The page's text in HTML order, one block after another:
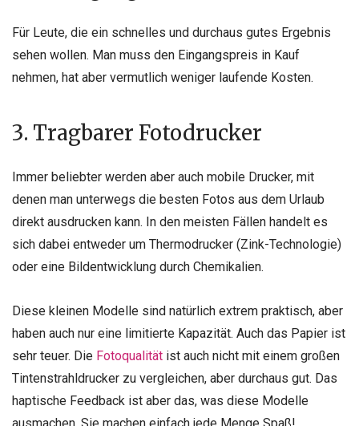
Für Leute, die ein schnelles und durchaus gutes Ergebnis
sehen wollen. Man muss den Eingangspreis in Kauf
nehmen, hat aber vermutlich weniger laufende Kosten.
3. Tragbarer Fotodrucker
Immer beliebter werden aber auch mobile Drucker, mit
denen man unterwegs die besten Fotos aus dem Urlaub
direkt ausdrucken kann. In den meisten Fällen handelt es
sich dabei entweder um Thermodrucker (Zink-Technologie)
oder eine Bildentwicklung durch Chemikalien.
Diese kleinen Modelle sind natürlich extrem praktisch, aber
haben auch nur eine limitierte Kapazität. Auch das Papier ist
sehr teuer. Die Fotoqualität ist auch nicht mit einem großen
Tintenstrahldrucker zu vergleichen, aber durchaus gut. Das
haptische Feedback ist aber das, was diese Modelle